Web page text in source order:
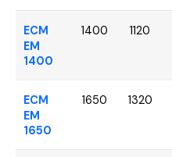
ECM
EM
1400
1400 1120
ECM
EM
1650
1650 1320